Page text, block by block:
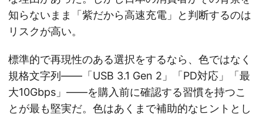
知らないまま「紫だから高速充電」と判断するのは
リスクが高い。
標準的で再現性のある選択をするなら、色ではなく
規格文字列——「USB 3.1 Gen 2」「PD対応」「最
大10Gbps」——を購入前に確認する習慣を持つこ
とが最も堅実だ。色はあくまで補助的なヒントとし